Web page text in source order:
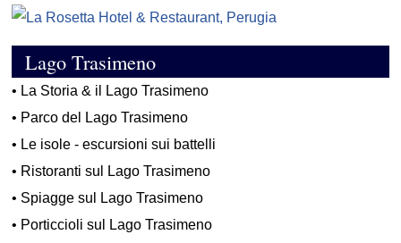
Lago Trasimeno
• La Storia & il Lago Trasimeno
• Parco del Lago Trasimeno
• Le isole - escursioni sui battelli
• Ristoranti sul Lago Trasimeno
• Spiagge sul Lago Trasimeno
• Porticcioli sul Lago Trasimeno